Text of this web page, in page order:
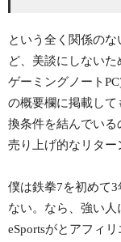
という全く関係の
ど、美談にしない
ゲーミングノート
の概要欄に掲載し
換条件を結んでい
売り上げ的なリター
僕は鉄拳7を初めて
ない。なら、強い
eSportsがとアフィ